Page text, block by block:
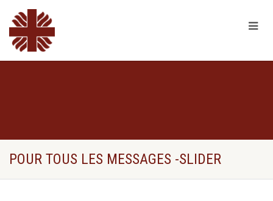
POUR TOUS LES MESSAGES -SLIDER